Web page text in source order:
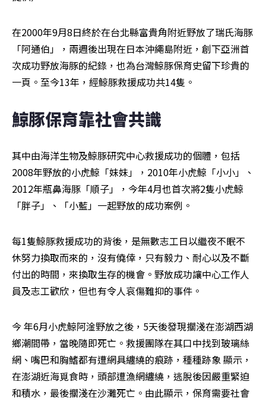
在2000年9月8日終於在台北縣富貴角附近野放了瑞氏海豚
「阿通伯」，兩週後出現在日本沖繩島附近，創下亞洲首
次成功野放海豚的紀錄，也為台灣鯨豚保育史留下珍貴的
一頁。至今13年，經鯨豚救援成功共14隻。
鯨豚保育靠社會共識
其中由海洋生物及鯨豚研究中心救援成功的個體，包括
2008年野放的小虎鯨「妹妹」，2010年小虎鯨「小小」、
2012年瓶鼻海豚「順子」，今年4月也首次將2隻小虎鯨
「胖子」、「小藍」一起野放的成功案例。
每1隻鯨豚救援成功的背後，是無數志工日以繼夜不眠不
休努力換取而來的，沒有僥倖，只有毅力、耐心以及不斷
付出的時間，來換取生存的機會。野放成功讓中心工作人
員及志工歡欣，但也有令人哀傷難抑的事件。
今 年6月小虎鯨阿淦野放之後，5天後發現擱淺在澎湖西湖
鄉潮間帶，當晚隨即死亡。救援團隊在其口中找到玻璃絲
網、嘴巴和胸鰭都有遭網具纏繞的痕跡，種種跡象 顯示，
在澎湖近海覓食時，頭部遭漁網纏繞，逃脫後因嚴重緊迫
和積水，最後擱淺在沙灘死亡。由此顯示，保育需要社會